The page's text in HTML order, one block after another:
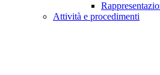
Attività e procedimenti